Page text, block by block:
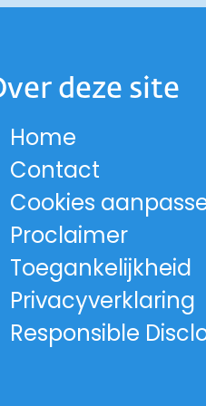
Instagram
op Facebook
opop X
Holland op
Holland
Noord-
deze site
Home
Contact
Cookies
Proclaimer
Toegankelijkheid
Privacyverklaring
Responsible